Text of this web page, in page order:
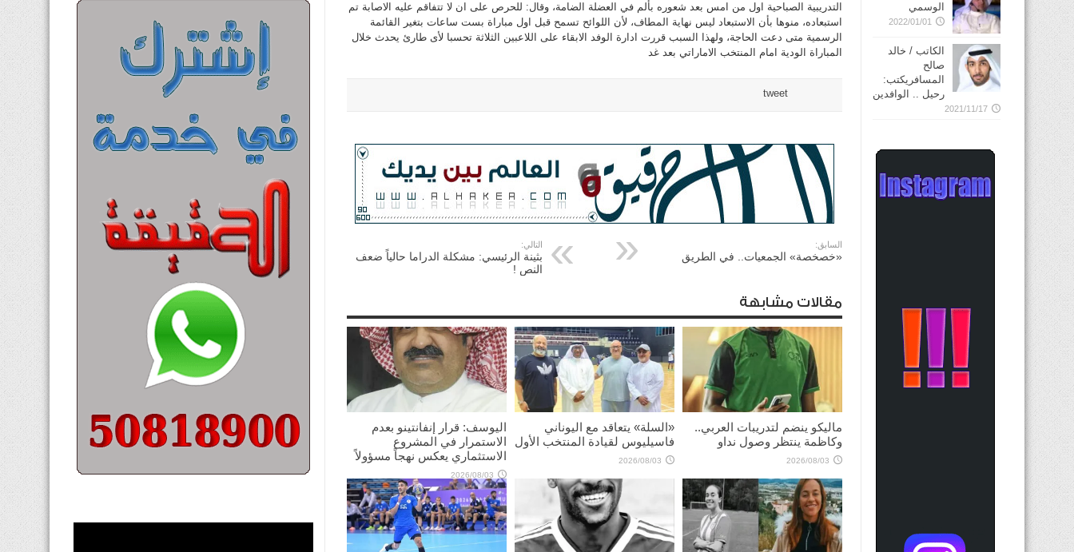
التدريبية الصباحية اول من امس بعد شعوره بألم في العضلة الضامة، وقال: للحرص على ان لا تتفاقم عليه الاصابة تم
استبعاده، منوها بأن الاستبعاد ليس نهاية المطاف، لأن اللوائح تسمح قبل اول مباراة بست ساعات بتغير القائمة
الرسمية متى دعت الحاجة، ولهذا السبب قررت ادارة الوفد الابقاء على اللاعبين الثلاثة تحسبا لأى طارئ يحدث خلال
المباراة الودية امام المنتخب الاماراتي بعد غد
tweet
السابق:
«خصخصة» الجمعيات.. في الطريق
التالي:
بثينة الرئيسي: مشكلة الدراما حالياً ضعف
النص !
مقالات مشابهة
ماليكو ينضم لتدريبات العربي..
وكاظمة ينتظر وصول نداو
2026/08/03
«السلة» يتعاقد مع اليوناني
فاسيليوس لقيادة المنتخب الأول
2026/08/03
اليوسف: قرار إنفانتينو بعدم
الاستمرار في المشروع
الاستثماري يعكس نهجاً مسؤولاً
2026/08/03
الوسمي
2022/01/01
الكاتب / خالد
صالح
المسافريكتب:
رحيل .. الوافدين
2021/11/17